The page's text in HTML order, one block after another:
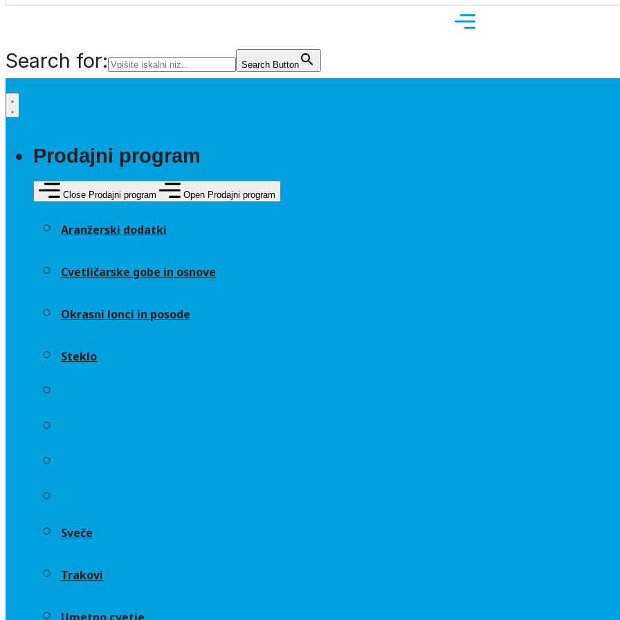
Search for: Search Button
Prodajni program
Close Prodajni program Open Prodajni program
Aranžerski dodatki
Cvetličarske gobe in osnove
Okrasni lonci in posode
Steklo
Sveče
Trakovi